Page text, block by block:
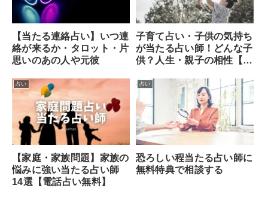
【当たる連絡占い】いつ連
絡が来るか・タロット・片
思いのあの人や元彼
子育て占い・子供の気持ち
が当たる占い師！どんな子
供？人生・親子の相性【無
占い
【家庭・家族問題】家族の
悩みに強い当たる占い師
14選【電話占い無料】
占い
恐ろしい程当たる占い師に
無料特典で相談する